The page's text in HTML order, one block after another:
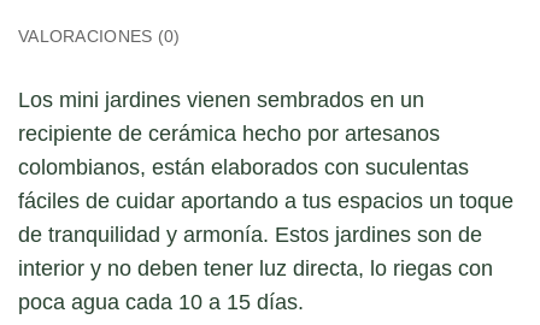
VALORACIONES (0)
Los mini jardines vienen sembrados en un
recipiente de cerámica hecho por artesanos
colombianos, están elaborados con suculentas
fáciles de cuidar aportando a tus espacios un toque
de tranquilidad y armonía. Estos jardines son de
interior y no deben tener luz directa, lo riegas con
poca agua cada 10 a 15 días.